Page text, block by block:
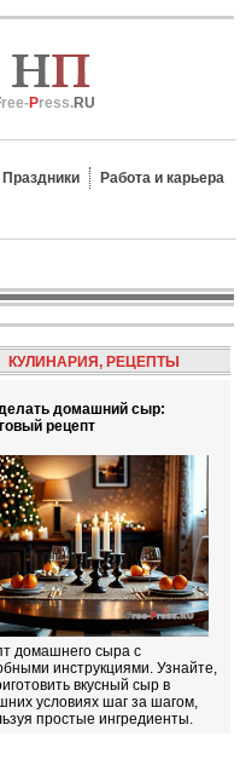
ree-Press.RU
Праздники
Работа и карьера
КУЛИНАРИЯ, РЕЦЕПТЫ
рецепт
домашнего сыра с
инструкциями. Узнайте,
вкусный сыр в
условиях шаг за шагом,
простые ингредиенты.